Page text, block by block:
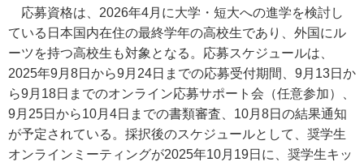
応募資格は、2026年4月に大学・短大への進学を検討し
ている日本国内在住の最終学年の高校生であり、外国にル
ーツを持つ高校生も対象となる。応募スケジュールは、
2025年9月8日から9月24日までの応募受付期間、9月13日か
ら9月18日までのオンライン応募サポート会（任意参加）、
9月25日から10月4日までの書類審査、10月8日の結果通知
が予定されている。採択後のスケジュールとして、奨学生
オンラインミーティングが2025年10月19日に、奨学生キッ